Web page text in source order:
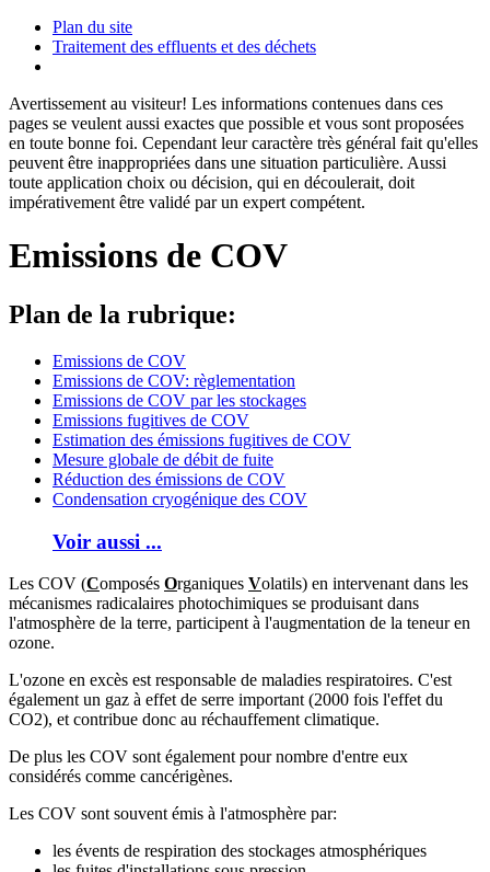
Plan du site
Traitement des effluents et des déchets
Avertissement au visiteur! Les informations contenues dans ces
pages se veulent aussi exactes que possible et vous sont proposées
en toute bonne foi. Cependant leur caractère très général fait qu'elles
peuvent être inappropriées dans une situation particulière. Aussi
toute application choix ou décision, qui en découlerait, doit
impérativement être validé par un expert compétent.
Emissions de COV
Plan de la rubrique:
Emissions de COV
Emissions de COV: règlementation
Emissions de COV par les stockages
Emissions fugitives de COV
Estimation des émissions fugitives de COV
Mesure globale de débit de fuite
Réduction des émissions de COV
Condensation cryogénique des COV
Voir aussi ...
Les COV (Composés Organiques Volatils) en intervenant dans les
mécanismes radicalaires photochimiques se produisant dans
l'atmosphère de la terre, participent à l'augmentation de la teneur en
ozone.
L'ozone en excès est responsable de maladies respiratoires. C'est
également un gaz à effet de serre important (2000 fois l'effet du
CO2), et contribue donc au réchauffement climatique.
De plus les COV sont également pour nombre d'entre eux
considérés comme cancérigènes.
Les COV sont souvent émis à l'atmosphère par:
les évents de respiration des stockages atmosphériques